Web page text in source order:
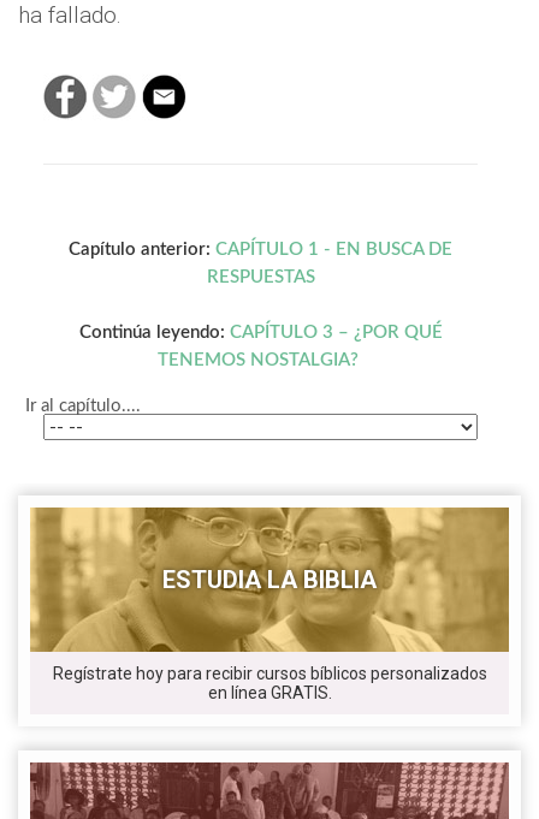
ha fallado.
Capítulo anterior: CAPÍTULO 1 - EN BUSCA DE
RESPUESTAS
Continúa leyendo: CAPÍTULO 3 – ¿POR QUÉ
TENEMOS NOSTALGIA?
Ir al capítulo....
ESTUDIA LA BIBLIA
Regístrate hoy para recibir cursos bíblicos personalizados
en línea GRATIS.